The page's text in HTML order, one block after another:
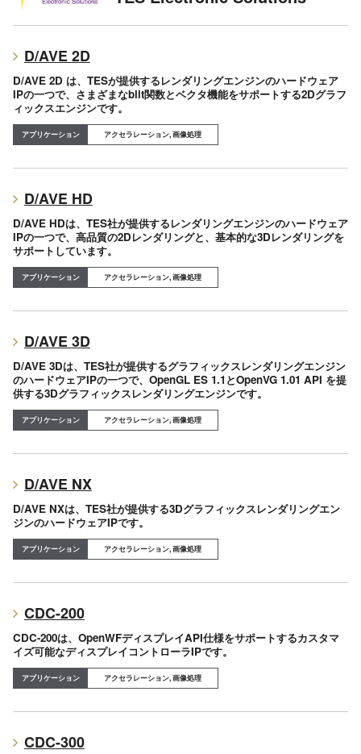
D/AVE 2D
D/AVE 2D は、TESが提供するレンダリングエンジンのハードウェア
IPの一つで、さまざまなblit関数とベクタ機能をサポートする2Dグラフ
ィックスエンジンです。
アクセラレーション, 画像処理
D/AVE HD
D/AVE HDは、TES社が提供するレンダリングエンジンのハードウェア
IPの一つで、高品質の2Dレンダリングと、基本的な3Dレンダリングを
サポートしています。
アクセラレーション, 画像処理
D/AVE 3D
D/AVE 3Dは、TES社が提供するグラフィックスレンダリングエンジン
のハードウェアIPの一つで、OpenGL ES 1.1とOpenVG 1.01 API を提
供する3Dグラフィックスレンダリングエンジンです。
アクセラレーション, 画像処理
D/AVE NX
D/AVE NXは、TES社が提供する3Dグラフィックスレンダリングエン
ジンのハードウェアIPです。
アクセラレーション, 画像処理
CDC-200
CDC-200は、OpenWFディスプレイAPI仕様をサポートするカスタマ
イズ可能なディスプレイコントローラIPです。
アクセラレーション, 画像処理
CDC-300